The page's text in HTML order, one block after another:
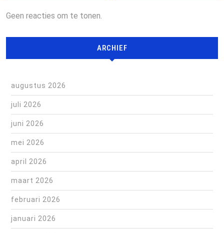
Geen reacties om te tonen.
ARCHIEF
augustus 2026
juli 2026
juni 2026
mei 2026
april 2026
maart 2026
februari 2026
januari 2026